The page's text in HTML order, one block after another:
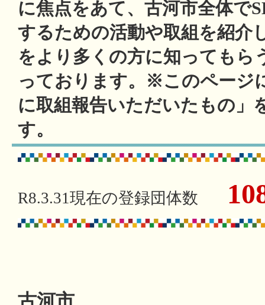
に焦点をあて、古河市全体で
するための活動や取組を紹介
をより多くの方に知ってもら
っております。※このページ
に取組報告いただいたもの」
す。
R8.3.31現在の登録団体数 10